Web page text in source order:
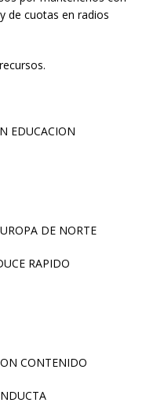
de cuotas en radios
EDUCACION
DE NORTE
RAPIDO
CONTENIDO